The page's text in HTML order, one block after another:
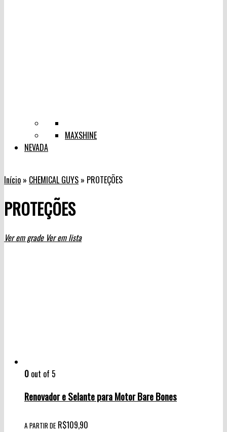
MAXSHINE
NEVADA
Início » CHEMICAL GUYS » PROTEÇÕES
PROTEÇÕES
Ver em grade Ver em lista
0 out of 5
Renovador e Selante para Motor Bare Bones
A PARTIR DE R$109,90